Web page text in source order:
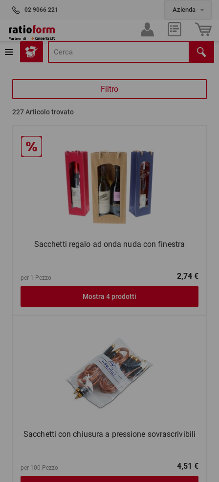
02 9066 221
Filtro
227Articolo trovato
Sacchetti regalo ad onda nuda con finestra
per 1 Pezzo 2,74 €
Mostra 4 prodotti
Sacchetti con chiusura a pressione sovrascrivibili
per 100 Pezzo 4,51 €